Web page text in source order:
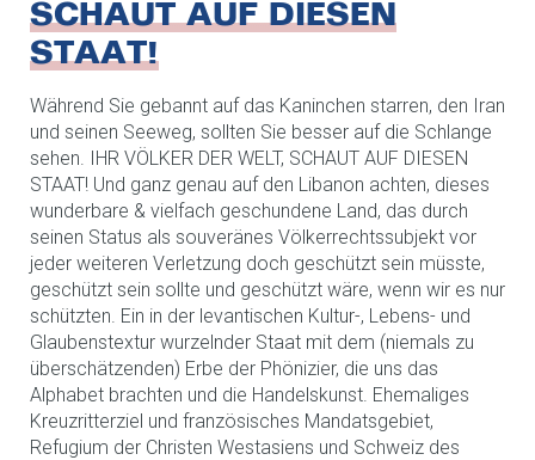
SCHAUT AUF DIESEN
STAAT!
Während Sie gebannt auf das Kaninchen starren, den Iran
und seinen Seeweg, sollten Sie besser auf die Schlange
sehen. IHR VÖLKER DER WELT, SCHAUT AUF DIESEN
STAAT! Und ganz genau auf den Libanon achten, dieses
wunderbare & vielfach geschundene Land, das durch
seinen Status als souveränes Völkerrechtssubjekt vor
jeder weiteren Verletzung doch geschützt sein müsste,
geschützt sein sollte und geschützt wäre, wenn wir es nur
schützten. Ein in der levantischen Kultur-, Lebens- und
Glaubenstextur wurzelnder Staat mit dem (niemals zu
überschätzenden) Erbe der Phönizier, die uns das
Alphabet brachten und die Handelskunst. Ehemaliges
Kreuzritterziel und französisches Mandatsgebiet,
Refugium der Christen Westasiens und Schweiz des